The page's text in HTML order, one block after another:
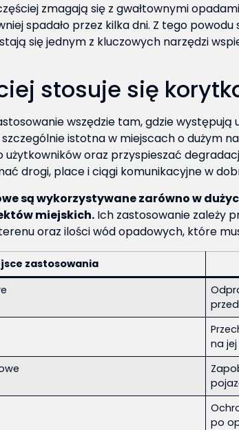
zmagają się z gwałtownymi
spadało przez kilka dni. Z tego
się jednym z kluczowych narzędzi
stosuje się
wszędzie tam, gdzie
istotna w miejscach o dużym
użytkowników oraz przyspieszać
drogi, place i ciągi komunikacyjne w
są wykorzystywane zarówno w
miejskich. Ich zastosowanie zależy
oraz ilości wód opadowych, które
zastosowania
na
po